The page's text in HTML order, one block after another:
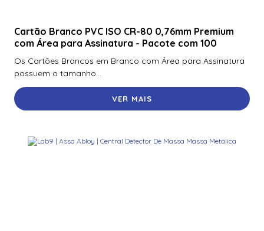
Cartão Branco PVC ISO CR-80 0,76mm Premium
com Área para Assinatura - Pacote com 100
Os Cartões Brancos em Branco com Área para Assinatura
possuem o tamanho...
VER MAIS